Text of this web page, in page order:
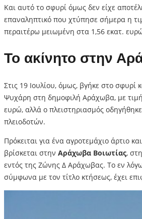
Και αυτό το σφυρί όμως δεν είχε
επαναληπτικό που χτύπησε σήμερα η
περαιτέρω μειωμένη στα 1,56 εκατ.
Το ακίνητο στην
Στις 19 Ιουλίου, όμως, βγήκε στο σφυρί
Ψυχάρη στη δημοφιλή Αράχωβα, με τιμή
ευρώ, αλλά ο πλειστηριασμός
πλειοδοτών.
Πρόκειται για ένα αγροτεμάχιο άρτιο
βρίσκεται στην Αράχωβα Βοιωτίας,
εντός της Ζώνης Δ Αράχωβας. Το εν
σύμφωνα με τον τίτλο κτήσεως, έχει